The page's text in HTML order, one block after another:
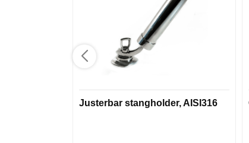
Justerbar stangholder, AISI316